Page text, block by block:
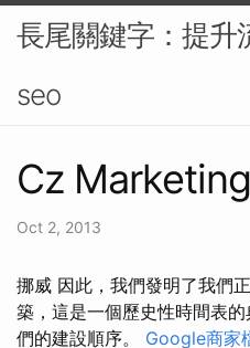
長尾關鍵字：提升
seo
Cz
Oct 2, 2013
挪威 因此，我們發明了我們
築，這是一個歷史性時間表
們的建設順序。 Google商家